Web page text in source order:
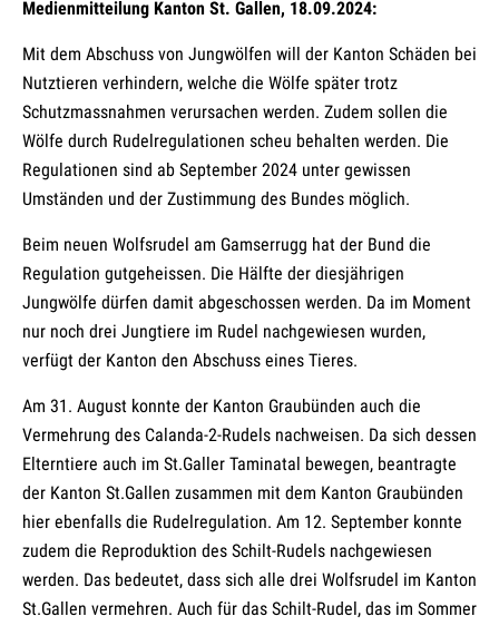
Medienmitteilung Kanton St. Gallen, 18.09.2024:
Mit dem Abschuss von Jungwölfen will der Kanton Schäden bei
Nutztieren verhindern, welche die Wölfe später trotz
Schutzmassnahmen verursachen werden. Zudem sollen die
Wölfe durch Rudelregulationen scheu behalten werden. Die
Regulationen sind ab September 2024 unter gewissen
Umständen und der Zustimmung des Bundes möglich.
Beim neuen Wolfsrudel am Gamserrugg hat der Bund die
Regulation gutgeheissen. Die Hälfte der diesjährigen
Jungwölfe dürfen damit abgeschossen werden. Da im Moment
nur noch drei Jungtiere im Rudel nachgewiesen wurden,
verfügt der Kanton den Abschuss eines Tieres.
Am 31. August konnte der Kanton Graubünden auch die
Vermehrung des Calanda-2-Rudels nachweisen. Da sich dessen
Elterntiere auch im St.Galler Taminatal bewegen, beantragte
der Kanton St.Gallen zusammen mit dem Kanton Graubünden
hier ebenfalls die Rudelregulation. Am 12. September konnte
zudem die Reproduktion des Schilt-Rudels nachgewiesen
werden. Das bedeutet, dass sich alle drei Wolfsrudel im Kanton
St.Gallen vermehren. Auch für das Schilt-Rudel, das im Sommer